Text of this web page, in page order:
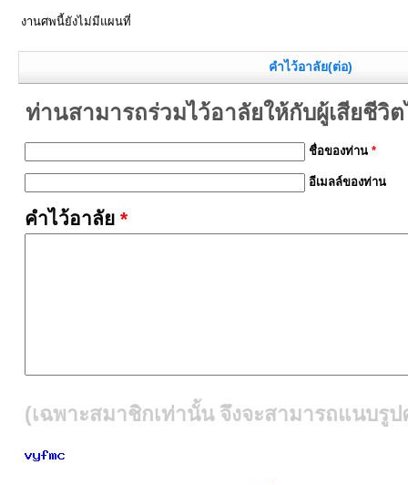
งานศพนี้ยังไม่มีแผนที่
คำไว้อาลัย(ต่อ)
ท่านสามารถร่วมไว้อาลัยให้กับผู้เสียชีวิ
ชื่อของท่าน*
อีเมลล์ของท่าน
คำไว้อาลัย *
(เฉพาะสมาชิกเท่านั้น จึงจะสามารถแนบรู